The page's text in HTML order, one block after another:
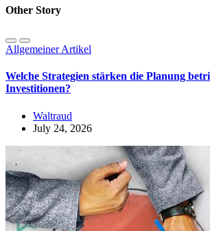
Other Story
Allgemeiner Artikel
Welche Strategien stärken die Planung
Investitionen?
Waltraud
July 24, 2026